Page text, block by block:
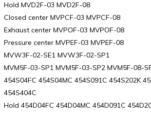
Hold MVD2F-03 MVD2F-08
Closed center MVPCF-03 MVPCF-08
Exhaust center MVPOF-03 MVPOF-08
Pressure center MVPEF-03 MVPEF-08
MVW3F-02-SE1 MVW3F-02-SP1
MVM5F-03-SP1 MVM5F-03-SP2 MVM5F-08-
454S04FC 454S04MC 454S091C 454S202K
454S404C
Hold 454D04FC 454D04MC 454D091C